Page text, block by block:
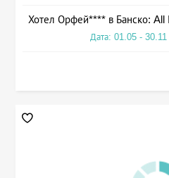
Хотел Орфей**** в Банско:
Дата: 01.05 -